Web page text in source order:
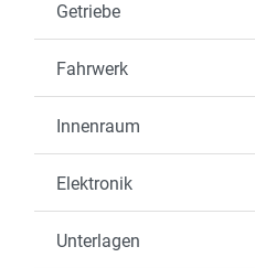
Getriebe
Fahrwerk
Innenraum
Elektronik
Unterlagen